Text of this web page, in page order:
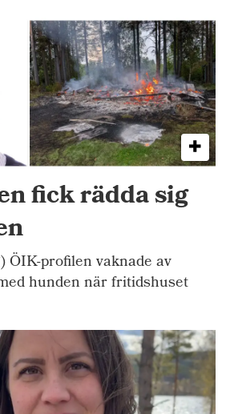
fick rädda sig
ÖIK-profilen vaknade av
hunden när fritidshuset